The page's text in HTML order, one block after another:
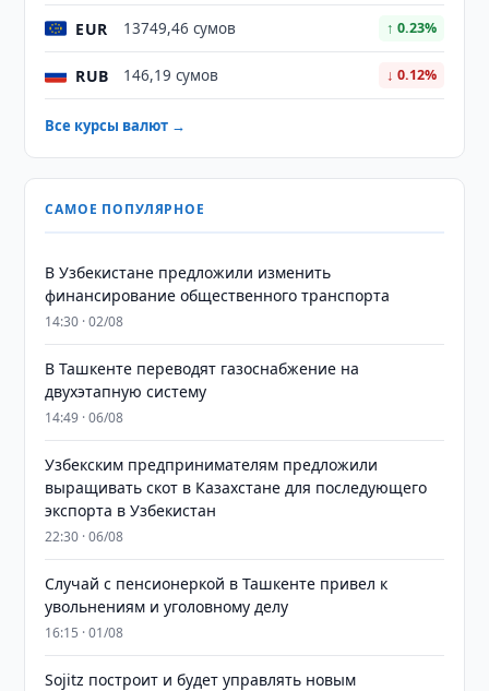
EUR 13749,46 сумов ↑ 0.23%
RUB 146,19 сумов ↓ 0.12%
Все курсы валют →
САМОЕ ПОПУЛЯРНОЕ
В Узбекистане предложили изменить
финансирование общественного транспорта
14:30 · 02/08
В Ташкенте переводят газоснабжение на
двухэтапную систему
14:49 · 06/08
Узбекским предпринимателям предложили
выращивать скот в Казахстане для последующего
экспорта в Узбекистан
22:30 · 06/08
Случай с пенсионеркой в Ташкенте привел к
увольнениям и уголовному делу
16:15 · 01/08
Sojitz построит и будет управлять новым